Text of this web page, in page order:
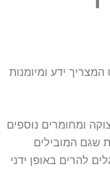
ידע ומיומנות
ומחומרים נוספים
שגם המובילים
להרים באופן ידני